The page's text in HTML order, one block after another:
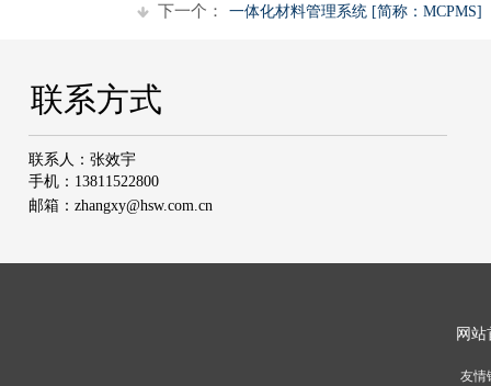
下一个： 一体化材料管理系统 [简称：MCPMS]
联系方式
联系人： 张效宇
手机： 13811522800
邮箱： zhangxy@hsw.com.cn
网 站
友情